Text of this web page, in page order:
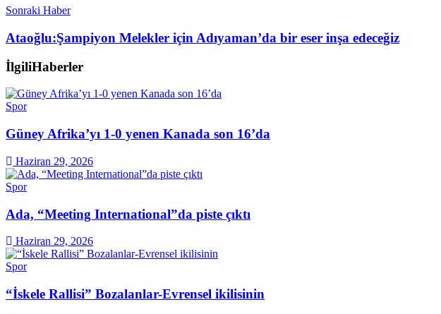
Sonraki Haber
Ataoğlu:Şampiyon Melekler için Adıyaman’da bir eser inşa edeceğiz
İlgiliHaberler
Spor
Güney Afrika’yı 1-0 yenen Kanada son 16’da
Haziran 29, 2026
Spor
Ada, “Meeting International”da piste çıktı
Haziran 29, 2026
Spor
“İskele Rallisi” Bozalanlar-Evrensel ikilisinin